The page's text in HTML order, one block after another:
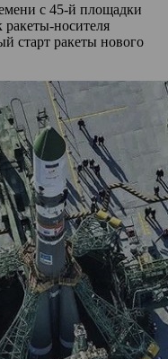
с 45-й площадки
ракеты-носителя
старт ракеты нового